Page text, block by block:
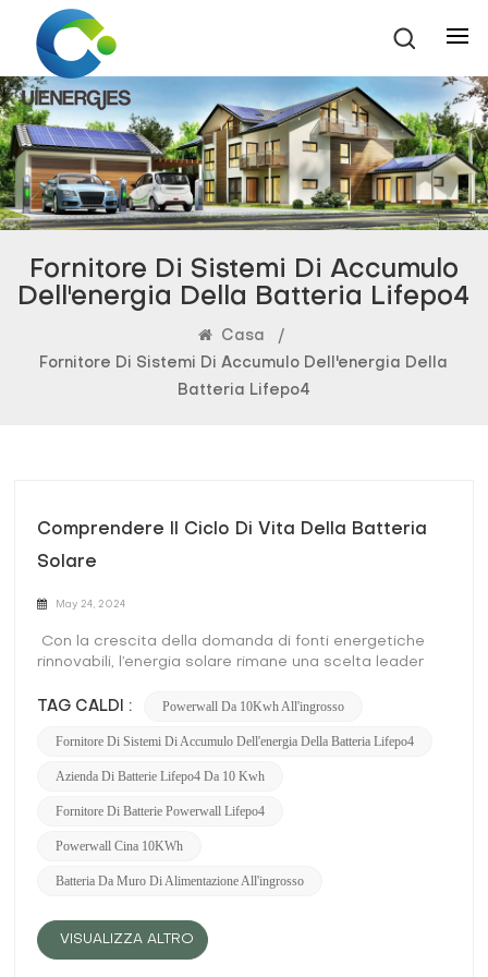
Fornitore Di Sistemi Di Accumulo
Dell'energia Della Batteria Lifepo4
Casa
/
Fornitore Di Sistemi Di Accumulo Dell'energia Della
Batteria Lifepo4
Comprendere Il Ciclo Di Vita Della Batteria
Solare
May 24, 2024
Con la crescita della domanda di fonti energetiche
rinnovabili, l’energia solare rimane una scelta leader
qualsiasi sistema di energia solare c'è la batteria
il sole non splende. Comprendere il ciclo di vita di una
considerano un investimento nell'energia solare.
Questa guida completa esplora ogni fase del ciclo di
smaltimento. Cos'è una batteria solare? Una batteria
solari, consentendo l'utilizzo dell'energia solare
nelle giornate nuvolose. Le batterie solari sono vitali
per i sistemi solari off-grid e sono sempre più
TAG CALDI : Powerwall Da 10Kwh All'ingrosso
Fornitore Di Sistemi Di Accumulo Dell'energia Della Batteria Lifepo4
Azienda Di Batterie Lifepo4 Da 10 Kwh
Fornitore Di Batterie Powerwall Lifepo4
Powerwall Cina 10KWh
Batteria Da Muro Di Alimentazione All'ingrosso
VISUALIZZA ALTRO